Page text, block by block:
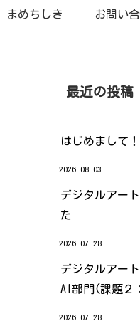
まめちしき お問い
最近の投稿
はじめまして
2026-08-03
デジタルアー
た
2026-07-28
デジタルア
AI部門(課題２
2026-07-28